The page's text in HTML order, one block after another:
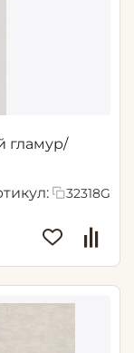
гламур/
32318G